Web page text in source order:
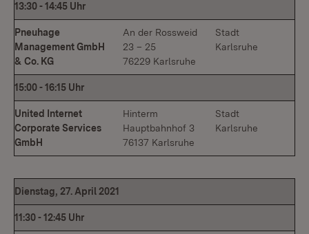
13:30-14:45 Uhr
Pneuhage
Management GmbH
& Co. KG
An der Rossweid
23 – 25
76229 Karlsruhe
Stadt
Karlsruhe
15:00-16:15 Uhr
United Internet
Corporate Services
GmbH
Hinterm
Hauptbahnhof 3
76137 Karlsruhe
Stadt
Karlsruhe
Dienstag, 27. April 2021
11:30-12:45 Uhr